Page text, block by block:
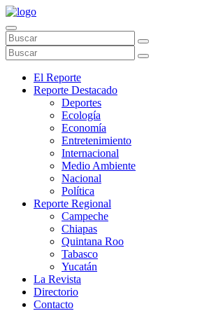
El Reporte
Reporte Destacado
Deportes
Ecología
Economía
Entretenimiento
Internacional
Medio Ambiente
Nacional
Política
Reporte Regional
Campeche
Chiapas
Quintana Roo
Tabasco
Yucatán
La Revista
Directorio
Contacto